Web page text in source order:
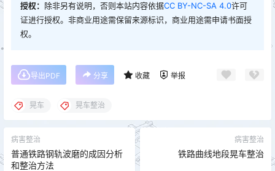
授权： 除非另有说明，否则本站内容依据CC BY-NC-SA 4.0许可
证进行授权。非商业用途需保留来源标识，商业用途需申请书面授
权。
导出PDF 分享 收藏 举报
晃车 晃车整治
病害整治
普通铁路钢轨波磨的成因分析
和整治方法
病害整治
铁路曲线地段晃车整治